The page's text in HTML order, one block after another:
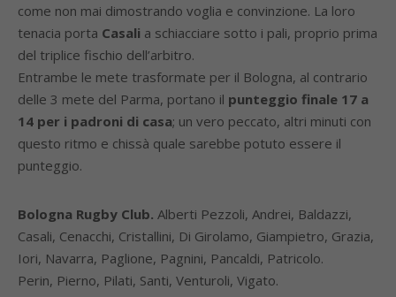
come non mai dimostrando voglia e convinzione. La loro
tenacia porta Casali a schiacciare sotto i pali, proprio prima
del triplice fischio dell’arbitro.
Entrambe le mete trasformate per il Bologna, al contrario
delle 3 mete del Parma, portano il punteggio finale 17 a
14 per i padroni di casa; un vero peccato, altri minuti con
questo ritmo e chissà quale sarebbe potuto essere il
punteggio.
Bologna Rugby Club. Alberti Pezzoli, Andrei, Baldazzi,
Casali, Cenacchi, Cristallini, Di Girolamo, Giampietro, Grazia,
Iori, Navarra, Paglione, Pagnini, Pancaldi, Patricolo.
Perin, Pierno, Pilati, Santi, Venturoli, Vigato.